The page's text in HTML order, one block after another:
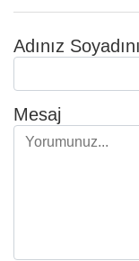
Adınız
Mesaj